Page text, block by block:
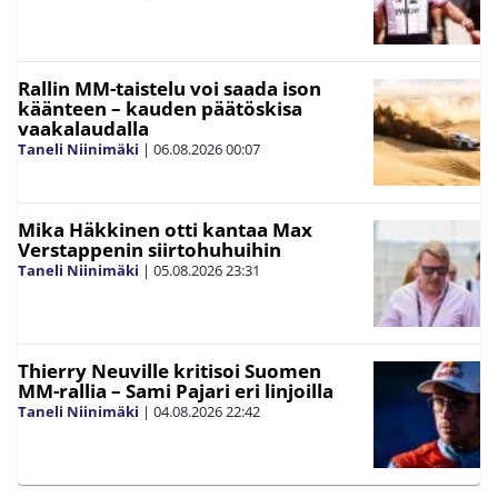
Rallin MM-taistelu voi saada ison
käänteen – kauden päätöskisa
vaakalaudalla
Taneli Niinimäki | 06.08.202600:07
Mika Häkkinen otti kantaa Max
Verstappenin siirtohuhuihin
Taneli Niinimäki | 05.08.202623:31
Thierry Neuville kritisoi Suomen
MM-rallia – Sami Pajari eri linjoilla
Taneli Niinimäki | 04.08.202622:42